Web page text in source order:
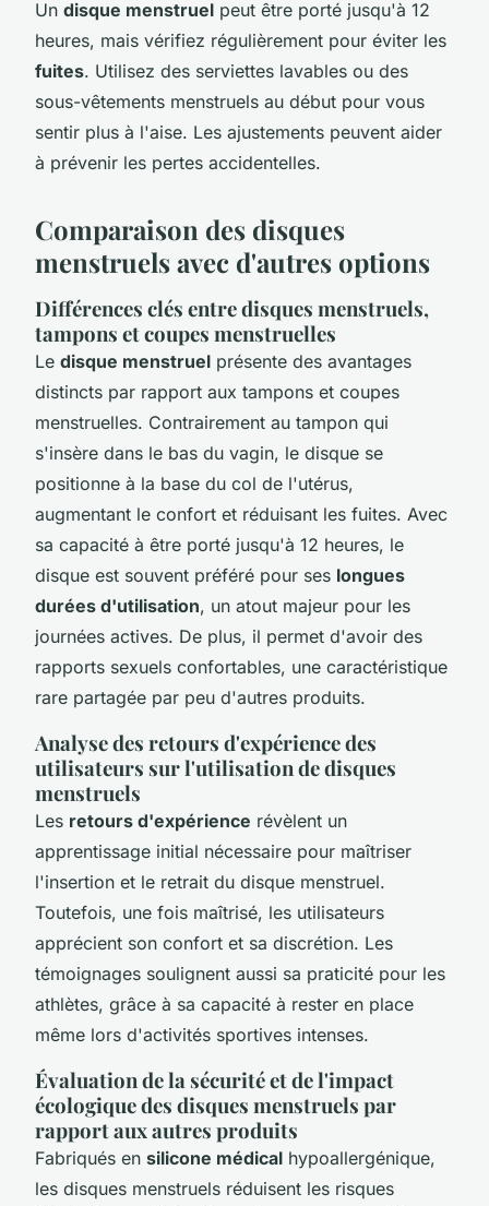
Un disque menstruel peut être porté jusqu'à 12
heures, mais vérifiez régulièrement pour éviter les
fuites. Utilisez des serviettes lavables ou des
sous-vêtements menstruels au début pour vous
sentir plus à l'aise. Les ajustements peuvent aider
à prévenir les pertes accidentelles.
Comparaison des disques
menstruels avec d'autres options
Différences clés entre disques menstruels,
tampons et coupes menstruelles
Le disque menstruel présente des avantages
distincts par rapport aux tampons et coupes
menstruelles. Contrairement au tampon qui
s'insère dans le bas du vagin, le disque se
positionne à la base du col de l'utérus,
augmentant le confort et réduisant les fuites. Avec
sa capacité à être porté jusqu'à 12 heures, le
disque est souvent préféré pour ses longues
durées d'utilisation, un atout majeur pour les
journées actives. De plus, il permet d'avoir des
rapports sexuels confortables, une caractéristique
rare partagée par peu d'autres produits.
Analyse des retours d'expérience des
utilisateurs sur l'utilisation de disques
menstruels
Les retours d'expérience révèlent un
apprentissage initial nécessaire pour maîtriser
l'insertion et le retrait du disque menstruel.
Toutefois, une fois maîtrisé, les utilisateurs
apprécient son confort et sa discrétion. Les
témoignages soulignent aussi sa praticité pour les
athlètes, grâce à sa capacité à rester en place
même lors d'activités sportives intenses.
Évaluation de la sécurité et de l'impact
écologique des disques menstruels par
rapport aux autres produits
Fabriqués en silicone médical hypoallergénique,
les disques menstruels réduisent les risques